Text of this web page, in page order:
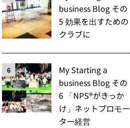
business Blog その
5 効果を出すための
クラブに
6
My Starting a
business Blog その
6 「NPS®️がきっか
け」ネットプロモー
ター経営